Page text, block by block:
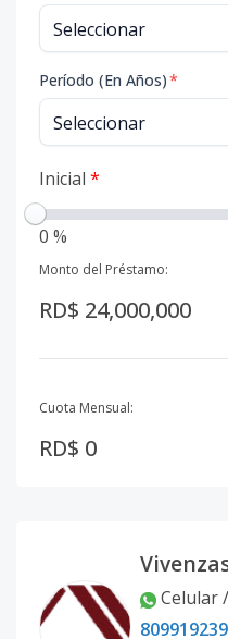
Período (En Años)*
Inicial *
0 %
Monto del Préstamo:
RD$ 24,000,000
Cuota Mensual:
RD$ 0
Celular